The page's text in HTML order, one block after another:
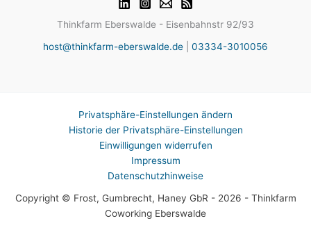
Thinkfarm Eberswalde - Eisenbahnstr 92/93
host@thinkfarm-eberswalde.de
03334-3010056
Privatsphäre-Einstellungen ändern
Historie der Privatsphäre-Einstellungen
Einwilligungen widerrufen
Impressum
Datenschutzhinweise
Copyright © Frost, Gumbrecht, Haney GbR - 2026 - Thinkfarm
Coworking Eberswalde